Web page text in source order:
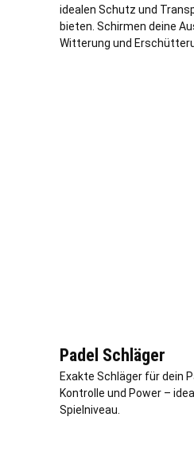
idealen Schutz und
bieten. Schirmen deine
Witterung und
Padel Schläger
Exakte Schläger für dein
Kontrolle und Power –
Spielniveau.